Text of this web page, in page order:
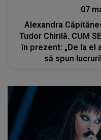
07
Alexandra
Tudor Chirilă. CUM
în prezent: „De la el
să spun